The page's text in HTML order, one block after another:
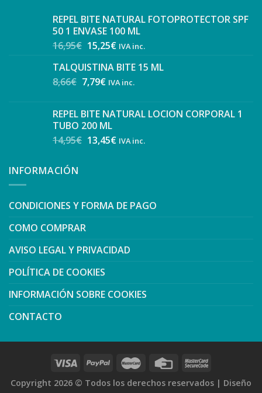
REPEL BITE NATURAL FOTOPROTECTOR SPF
50 1 ENVASE 100 ML
16,95€ 15,25€ IVA inc.
TALQUISTINA BITE 15 ML
8,66€ 7,79€ IVA inc.
REPEL BITE NATURAL LOCION CORPORAL 1
TUBO 200 ML
14,95€ 13,45€ IVA inc.
INFORMACIÓN
CONDICIONES Y FORMA DE PAGO
COMO COMPRAR
AVISO LEGAL Y PRIVACIDAD
POLÍTICA DE COOKIES
INFORMACIÓN SOBRE COOKIES
CONTACTO
Copyright 2026 © Todos los derechos reservados | Diseño